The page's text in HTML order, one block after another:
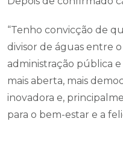
“Tenho convicção de
divisor de águas entre
administração pública
mais aberta, mais
inovadora e,
para o bem-estar e a